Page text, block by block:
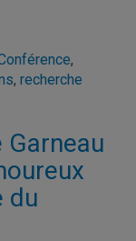
,
, recherche
du